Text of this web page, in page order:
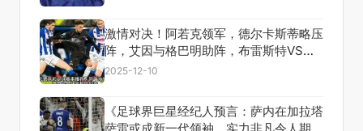
激情对决！阿若克领军，德尔卡斯蒂略压
阵，艾因与格巴明助阵，布雷斯特VS梅
斯巅峰之战即将上演！
2025-12-10
《足球界巨星经纪人预言：萨内在加拉塔